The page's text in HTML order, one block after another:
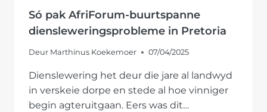
Só pak AfriForum-buurtspanne
diensleweringsprobleme in Pretoria
Deur Marthinus Koekemoer 07/04/2025
Dienslewering het deur die jare al landwyd
in verskeie dorpe en stede al hoe vinniger
begin agteruitgaan. Eers was dit…